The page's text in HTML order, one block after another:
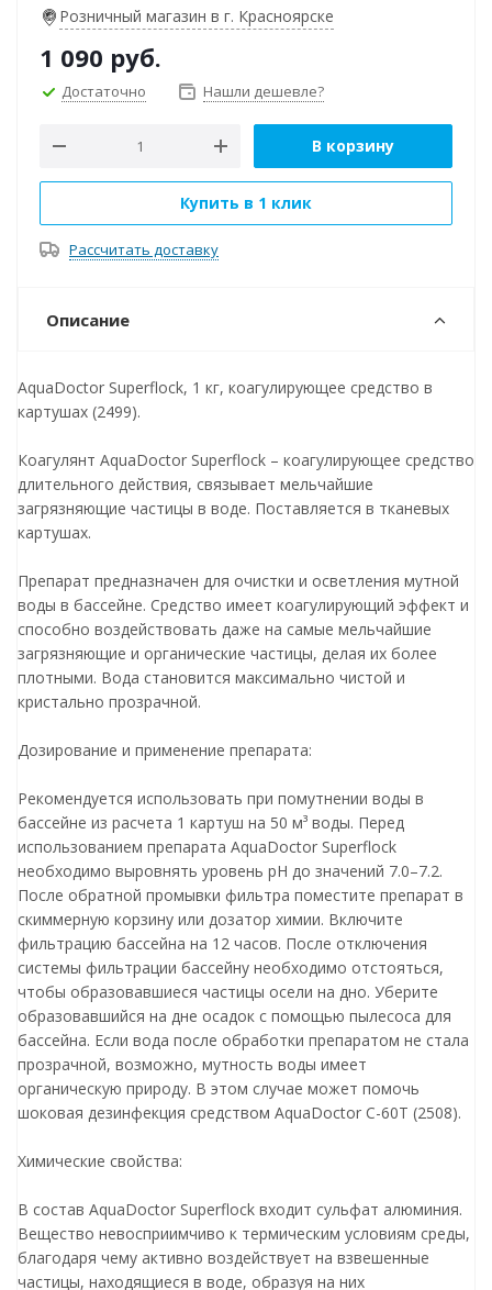
Розничный магазин в г. Красноярске
1 090 руб.
Достаточно Нашли дешевле?
В корзину
Купить в 1 клик
Рассчитать доставку
Описание
AquaDoctor Superflock, 1 кг, коагулирующее средство в
картушах (2499).
Коагулянт AquaDoctor Superflock – коагулирующее средство
длительного действия, связывает мельчайшие
загрязняющие частицы в воде. Поставляется в тканевых
картушах.
Препарат предназначен для очистки и осветления мутной
воды в бассейне. Средство имеет коагулирующий эффект и
способно воздействовать даже на самые мельчайшие
загрязняющие и органические частицы, делая их более
плотными. Вода становится максимально чистой и
кристально прозрачной.
Дозирование и применение препарата:
Рекомендуется использовать при помутнении воды в
бассейне из расчета 1 картуш на 50 м³ воды. Перед
использованием препарата AquaDoctor Superflock
необходимо выровнять уровень pH до значений 7.0–7.2.
После обратной промывки фильтра поместите препарат в
скиммерную корзину или дозатор химии. Включите
фильтрацию бассейна на 12 часов. После отключения
системы фильтрации бассейну необходимо отстояться,
чтобы образовавшиеся частицы осели на дно. Уберите
образовавшийся на дне осадок с помощью пылесоса для
бассейна. Если вода после обработки препаратом не стала
прозрачной, возможно, мутность воды имеет
органическую природу. В этом случае может помочь
шоковая дезинфекция средством AquaDoctor C-60T (2508).
Химические свойства:
В состав AquaDoctor Superflock входит сульфат алюминия.
Вещество невосприимчиво к термическим условиям среды,
благодаря чему активно воздействует на взвешенные
частицы, находящиеся в воде, образуя на них